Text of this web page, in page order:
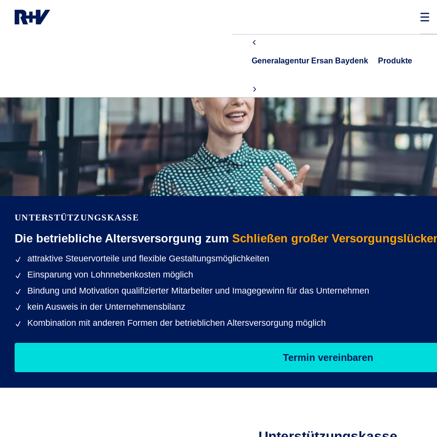
Generalagentur Ersan Baydenk Produkte
UNTERSTÜTZUNGS­KASSE
Die betriebliche Altersversorgung zum Schließen großer
attraktive Steuervorteile und flexible Gestaltungsmöglichkeiten
Einsparung von Lohnnebenkosten möglich
Bindung und Motivation qualifizierter Mitarbeiter und Imagegewinn für das Unternehmen
kein Ausweis in der Unternehmensbilanz
Kombination mit anderen Formen der betrieblichen Altersversorgung möglich
Termin vereinbaren